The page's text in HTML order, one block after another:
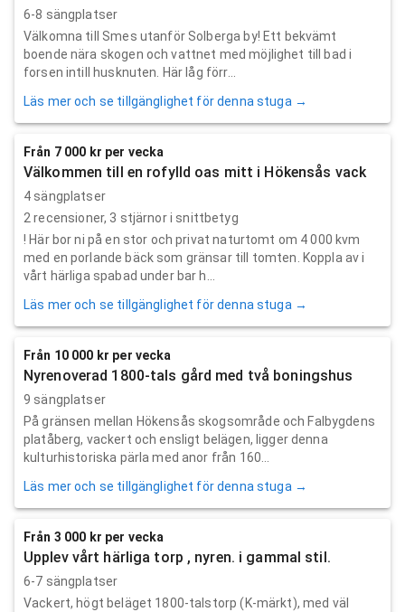
6-8 sängplatser
Välkomna till Smes utanför Solberga by! Ett bekvämt
boende nära skogen och vattnet med möjlighet till bad i
forsen intill husknuten. Här låg förr...
Läs mer och se tillgänglighet för denna stuga →
Från 7 000 kr per vecka
Välkommen till en rofylld oas mitt i Hökensås vack
4 sängplatser
2 recensioner, 3 stjärnor i snittbetyg
! Här bor ni på en stor och privat naturtomt om 4 000 kvm
med en porlande bäck som gränsar till tomten. Koppla av i
vårt härliga spabad under bar h...
Läs mer och se tillgänglighet för denna stuga →
Från 10 000 kr per vecka
Nyrenoverad 1800-tals gård med två boningshus
9 sängplatser
På gränsen mellan Hökensås skogsområde och Falbygdens
platåberg, vackert och ensligt belägen, ligger denna
kulturhistoriska pärla med anor från 160...
Läs mer och se tillgänglighet för denna stuga →
Från 3 000 kr per vecka
Upplev vårt härliga torp , nyren. i gammal stil.
6-7 sängplatser
Vackert, högt beläget 1800-talstorp (K-märkt), med väl